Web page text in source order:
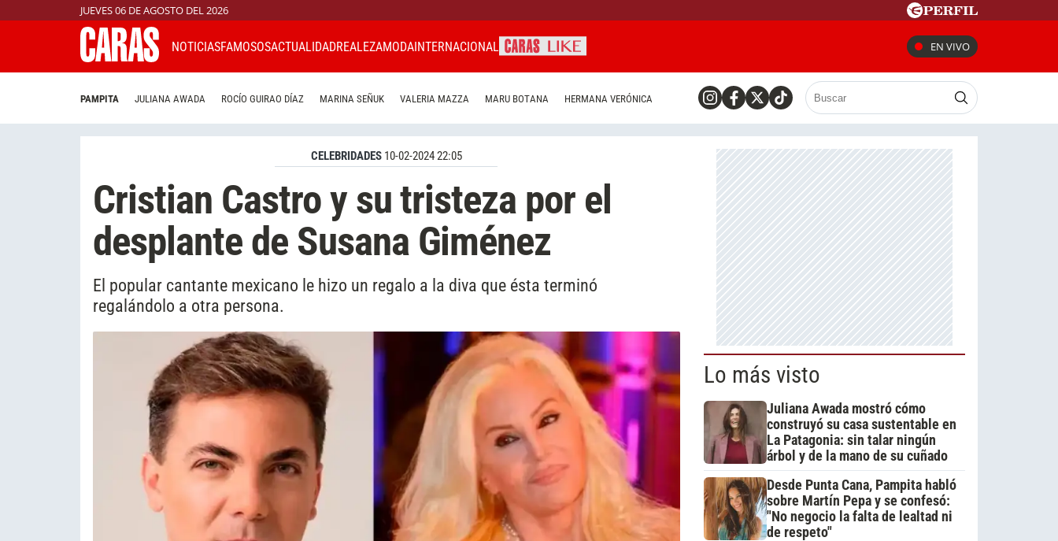
JUEVES 06 DE AGOSTO DEL 2026
NOTICIASFAMOSOSACTUALIDADREALEZAMODAINTERNACIONAL EN VIVO
PAMPITA JULIANA AWADA ROCÍO GUIRAO DÍAZ MARINA SEÑUK VALERIA MAZZA MARU BOTANA HERMANA VERÓNICA
CELEBRIDADES 10-02-2024 22:05
Cristian Castro y su tristeza por el
desplante de Susana Giménez
El popular cantante mexicano le hizo un regalo a la diva que ésta terminó
regalándolo a otra persona.
Lo más visto
Juliana Awada mostró cómo
construyó su casa sustentable en
La Patagonia: sin talar ningún
árbol y de la mano de su cuñado
Desde Punta Cana, Pampita habló
sobre Martín Pepa y se confesó:
"No negocio la falta de lealtad ni
de respeto"